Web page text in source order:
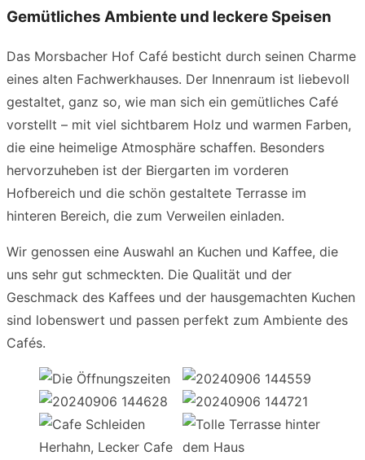
Gemütliches Ambiente und leckere Speisen
Das Morsbacher Hof Café besticht durch seinen Charme
eines alten Fachwerkhauses. Der Innenraum ist liebevoll
gestaltet, ganz so, wie man sich ein gemütliches Café
vorstellt – mit viel sichtbarem Holz und warmen Farben,
die eine heimelige Atmosphäre schaffen. Besonders
hervorzuheben ist der Biergarten im vorderen
Hofbereich und die schön gestaltete Terrasse im
hinteren Bereich, die zum Verweilen einladen.
Wir genossen eine Auswahl an Kuchen und Kaffee, die
uns sehr gut schmeckten. Die Qualität und der
Geschmack des Kaffees und der hausgemachten Kuchen
sind lobenswert und passen perfekt zum Ambiente des
Cafés.